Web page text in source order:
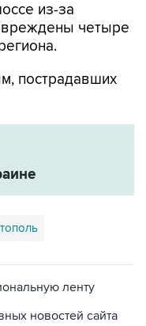
из-за
четыре
пострадавших
ленту
новостей сайта